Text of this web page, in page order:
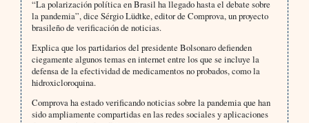
“La polarización política en Brasil ha llegado hasta el debate sobre
la pandemia”, dice Sérgio Lüdtke, editor de Comprova, un proyecto
brasileño de verificación de noticias.
Explica que los partidarios del presidente Bolsonaro defienden
ciegamente algunos temas en internet entre los que se incluye la
defensa de la efectividad de medicamentos no probados, como la
hidroxicloroquina.
Comprova ha estado verificando noticias sobre la pandemia que han
sido ampliamente compartidas en las redes sociales y aplicaciones